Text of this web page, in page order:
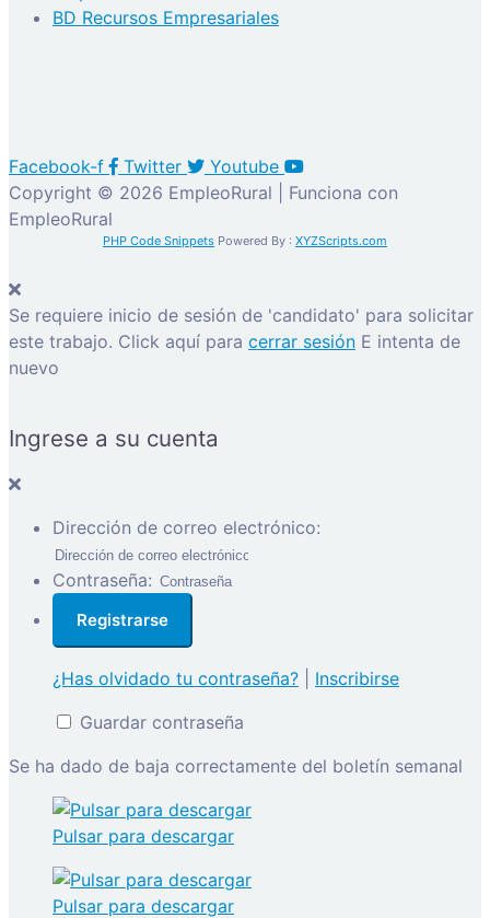
BD Recursos Empresariales
Facebook-f Twitter
Youtube
Copyright © 2026 EmpleoRural | Funciona con
EmpleoRural
PHP Code Snippets Powered By : XYZScripts.com
Se requiere inicio de sesión de 'candidato' para solicitar
este trabajo. Click aquí para cerrar sesión E intenta de
nuevo
Ingrese a su cuenta
Dirección de correo electrónico:
Contraseña:
¿Has olvidado tu contraseña?
Inscribirse
Guardar contraseña
Se ha dado de baja correctamente del boletín semanal
Pulsar para descargar
Pulsar para descargar